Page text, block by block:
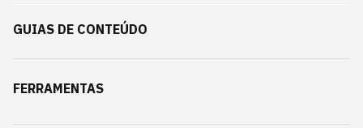
GUIAS DE CONTEÚDO
FERRAMENTAS